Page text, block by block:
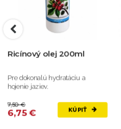
Ricínový olej 200ml
Pre dokonalú hydratáciu a
hojenie jaziev.
7,50 €
6,75 € KÚPIŤ